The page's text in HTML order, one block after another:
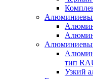
тип
Узкий